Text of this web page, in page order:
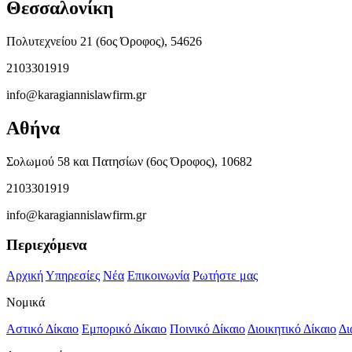
Θεσσαλονίκη
Πολυτεχνείου 21 (6ος Όροφος), 54626
2103301919
info@karagiannislawfirm.gr
Αθήνα
Σολωμού 58 και Πατησίων (6ος Όροφος), 10682
2103301919
info@karagiannislawfirm.gr
Περιεχόμενα
ΑρχικήΥπηρεσίες Νέα Επικοινωνία Ρωτήστε μας
Νομικά
Αστικό Δίκαιο Εμπορικό Δίκαιο Ποινικό Δίκαιο Διοικητικό Δίκαιο